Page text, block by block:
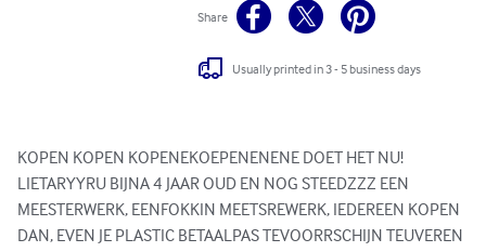
Share
Usually printed in 3 - 5 business days
KOPEN KOPEN KOPENEKOEPENENENE DOET HET NU!
LIETARYYRU BIJNA 4 JAAR OUD EN NOG STEEDZZZ EEN
MEESTERWERK, EENFOKKIN MEETSREWERK, IEDEREEN KOPEN
DAN, EVEN JE PLASTIC BETAALPAS TEVOORRSCHIJN TEUVEREN